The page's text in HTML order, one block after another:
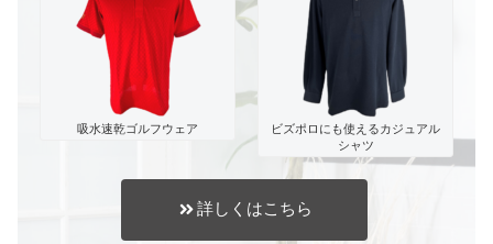
吸水速乾ゴルフウェア
ビズポロにも使えるカジュアル
シャツ
詳しくはこちら